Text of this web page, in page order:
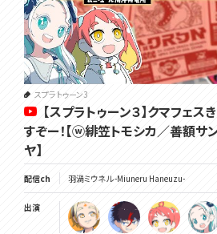
スプラトゥーン3
【スプラトゥーン３】クマフェス
すぞー！【ⓦ緋笠トモシカ／善額サ
ヤ】
配信ch 羽渦ミウネル -Miuneru Haneuzu-
出演